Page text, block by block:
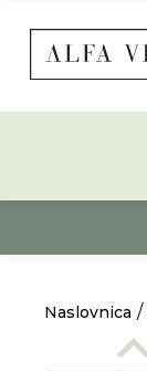
Naslovnica